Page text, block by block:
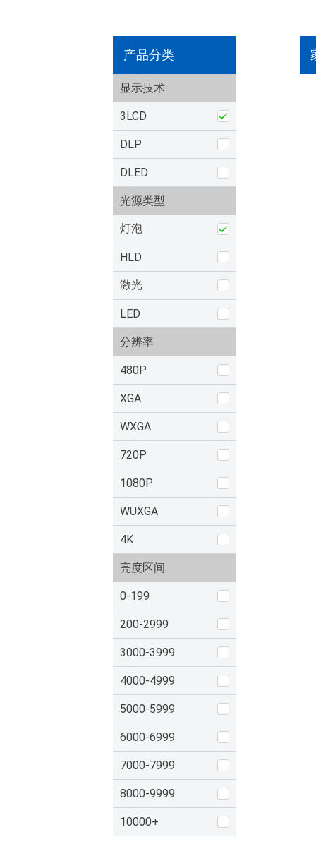
产品分类
显示技术
3LCD
DLP
DLED
光源类型
灯泡
HLD
激光
LED
分辨率
480P
XGA
WXGA
720P
1080P
WUXGA
4K
亮度区间
0-199
200-2999
3000-3999
4000-4999
5000-5999
6000-6999
7000-7999
8000-9999
10000+